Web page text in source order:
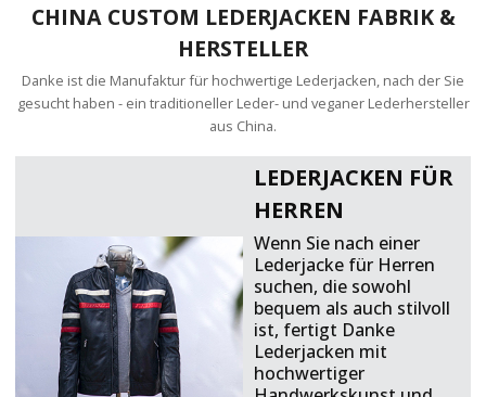
CHINA CUSTOM LEDERJACKEN FABRIK &
HERSTELLER
Danke ist die Manufaktur für hochwertige Lederjacken, nach der Sie
gesucht haben - ein traditioneller Leder- und veganer Lederhersteller
aus China.
LEDERJACKEN FÜR
HERREN
Wenn Sie nach einer
Lederjacke für Herren
suchen, die sowohl
bequem als auch stilvoll
ist, fertigt Danke
Lederjacken mit
hochwertiger